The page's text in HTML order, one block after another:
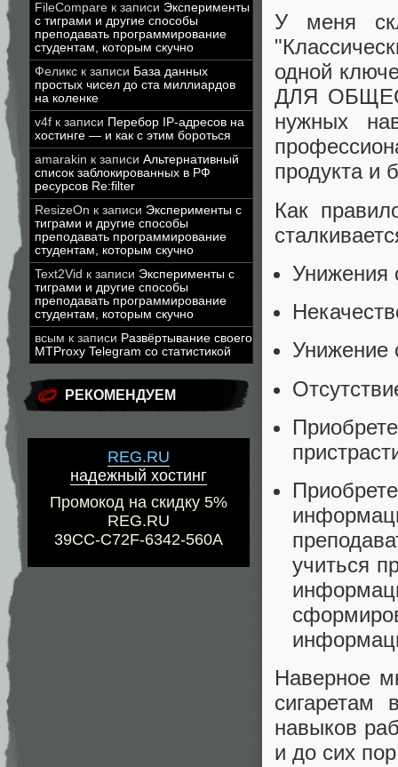
FileCompare к записи Эксперименты
с тиграми и другие способы
преподавать программирование
студентам, которым скучно
Феликс к записи База данных
простых чисел до ста миллиардов
на коленке
v4f к записи Перебор IP-адресов на
хостинге — и как с этим бороться
amarakin к записи Альтернативный
список заблокированных в РФ
ресурсов Re:filter
ResizeOn к записи Эксперименты с
тиграми и другие способы
преподавать программирование
студентам, которым скучно
Text2Vid к записи Эксперименты с
тиграми и другие способы
преподавать программирование
студентам, которым скучно
всым к записи Развёртывание своего
MTProxy Telegram со статистикой
РЕКОМЕНДУЕМ
REG.RU
надежный хостинг
Промокод на скидку 5%
REG.RU
39CC-C72F-6342-560A
У меня
одной
ДЛЯ
нужных
продукта и
Как
Унижения
Унижение
учиться
Наверное
сигаретам
навыков
и до сих